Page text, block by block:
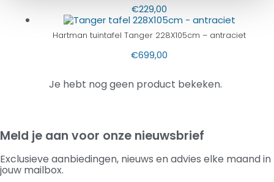
€229,00
Hartman tuintafel Tanger 228X105cm – antraciet
€699,00
Je hebt nog geen product bekeken.
Meld je aan voor onze nieuwsbrief
Exclusieve aanbiedingen, nieuws en advies elke maand in
jouw mailbox.